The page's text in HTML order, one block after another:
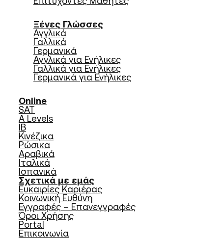
Ξένες Γλώσσες
Αγγλικά
Γαλλικά
Γερμανικά
Αγγλικά για Ενήλικες
Γαλλικά για Ενήλικες
Γερμανικά για Ενήλικες
Online
SAT
A Levels
IB
Κινέζικα
Ρώσικα
Αραβικά
Ιταλικά
Ισπανικά
Σχετικά με εμάς
Ευκαιρίες Καριέρας
Κοινωνική Ευθύνη
Εγγραφές – Επανεγγραφές
Όροι Χρήσης
Portal
Επικοινωνία